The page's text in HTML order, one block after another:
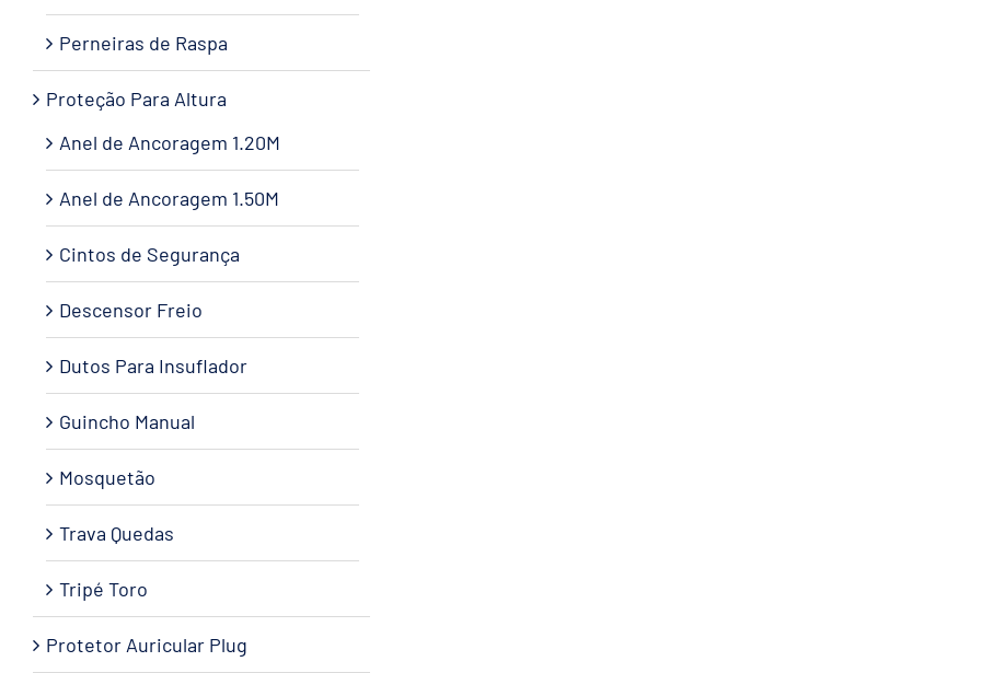
Perneiras de Raspa
Proteção Para Altura
Anel de Ancoragem 1.20M
Anel de Ancoragem 1.50M
Cintos de Segurança
Descensor Freio
Dutos Para Insuflador
Guincho Manual
Mosquetão
Trava Quedas
Tripé Toro
Protetor Auricular Plug